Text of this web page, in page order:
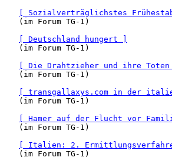
[ Sozialverträglichstes
   (im Forum TG-1)
[ Deutschland hungert ]
   (im Forum TG-1)
[ Die Drahtzieher und ihre Toten
   (im Forum TG-1)
[ transgallaxys.com in der
   (im Forum TG-1)
[ Hamer auf der Flucht vor
   (im Forum TG-1)
[ Italien: 2.
   (im Forum TG-1)